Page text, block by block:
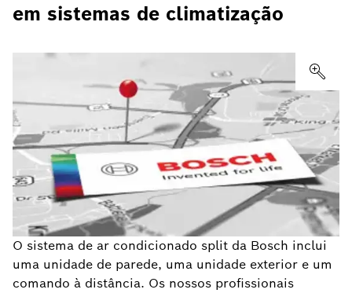
em sistemas de climatização
O sistema de ar condicionado split da Bosch inclui
uma unidade de parede, uma unidade exterior e um
comando à distância. Os nossos profissionais